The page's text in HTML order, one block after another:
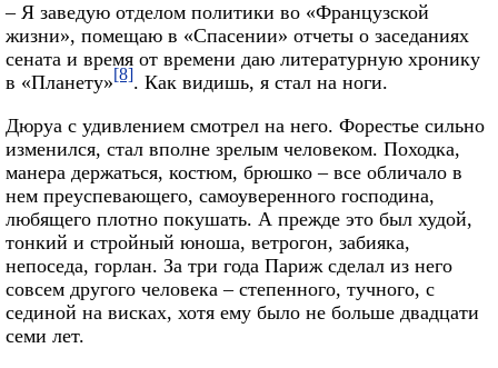
– Я заведую отделом политики во «Французской
жизни», помещаю в «Спасении» отчеты о заседаниях
сената и время от времени даю литературную хронику
в «Планету»[8]. Как видишь, я стал на ноги.
Дюруа с удивлением смотрел на него. Форестье сильно
изменился, стал вполне зрелым человеком. Походка,
манера держаться, костюм, брюшко – все обличало в
нем преуспевающего, самоуверенного господина,
любящего плотно покушать. А прежде это был худой,
тонкий и стройный юноша, ветрогон, забияка,
непоседа, горлан. За три года Париж сделал из него
совсем другого человека – степенного, тучного, с
сединой на висках, хотя ему было не больше двадцати
семи лет.